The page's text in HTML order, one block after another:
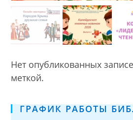
Нет опубликованных
меткой.
ГРАФИК РАБОТЫ